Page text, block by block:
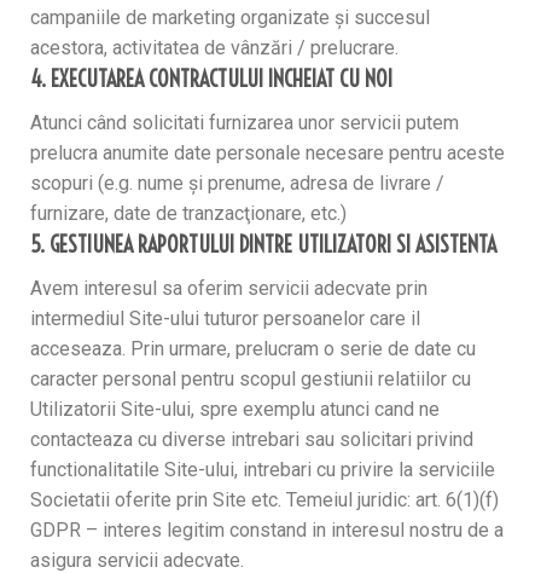
campaniile de marketing organizate şi succesul
acestora, activitatea de vânzări / prelucrare.
4. EXECUTAREA CONTRACTULUI INCHEIAT CU NOI
Atunci când solicitati furnizarea unor servicii putem
prelucra anumite date personale necesare pentru aceste
scopuri (e.g. nume şi prenume, adresa de livrare /
furnizare, date de tranzacţionare, etc.)
5. GESTIUNEA RAPORTULUI DINTRE UTILIZATORI SI ASISTENTA
Avem interesul sa oferim servicii adecvate prin
intermediul Site-ului tuturor persoanelor care il
acceseaza. Prin urmare, prelucram o serie de date cu
caracter personal pentru scopul gestiunii relatiilor cu
Utilizatorii Site-ului, spre exemplu atunci cand ne
contacteaza cu diverse intrebari sau solicitari privind
functionalitatile Site-ului, intrebari cu privire la serviciile
Societatii oferite prin Site etc. Temeiul juridic: art. 6(1)(f)
GDPR – interes legitim constand in interesul nostru de a
asigura servicii adecvate.